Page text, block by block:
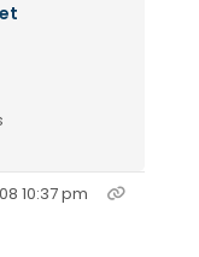
10:37 pm